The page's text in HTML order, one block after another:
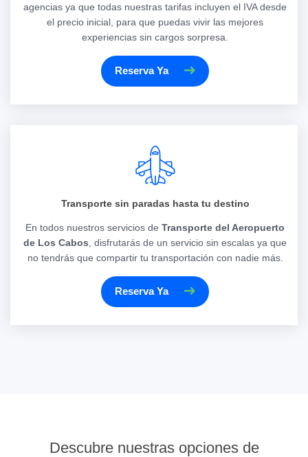
agencias ya que todas nuestras tarifas incluyen el IVA desde
el precio inicial, para que puedas vivir las mejores
experiencias sin cargos sorpresa.
Reserva Ya
Transporte sin paradas hasta tu destino
En todos nuestros servicios de Transporte del Aeropuerto
de Los Cabos , disfrutarás de un servicio sin escalas ya que
no tendrás que compartir tu transportación con nadie más.
Reserva Ya
Descubre nuestras opciones de